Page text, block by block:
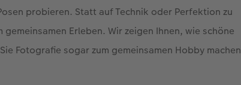
probieren. Statt auf Technik oder Perfektion zu
Erleben. Wir zeigen Ihnen, wie schöne
Fotografie sogar zum gemeinsamen Hobby machen